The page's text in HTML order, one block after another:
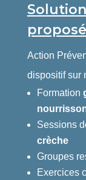
Action
dispositif sur
Formation
Sessions
crèche
Groupes
Exercices